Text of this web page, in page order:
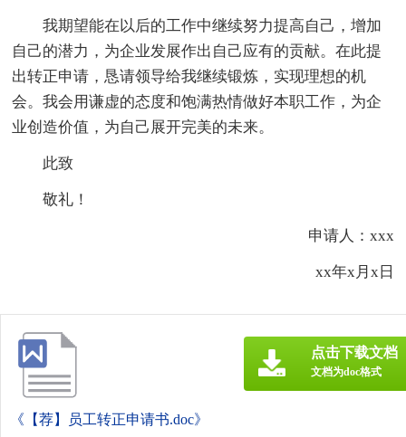
我期望能在以后的工作中继续努力提高自己，增加
自己的潜力，为企业发展作出自己应有的贡献。在此提
出转正申请，恳请领导给我继续锻炼，实现理想的机
会。我会用谦虚的态度和饱满热情做好本职工作，为企
业创造价值，为自己展开完美的未来。
此致
敬礼！
申请人：xxx
xx年x月x日
《【荐】员工转正申请书.doc》
点击下载文档
文档为doc格式